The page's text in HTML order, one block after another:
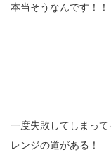
本当そうなんです！！
一度失敗してしまっ
レンジの道がある！